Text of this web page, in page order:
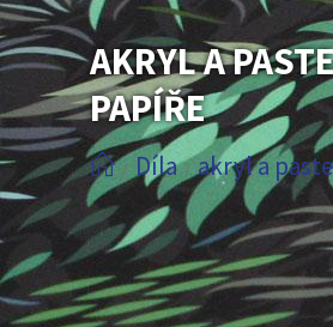
AKRYL A
PAPÍŘE
/ Díla / akryl a